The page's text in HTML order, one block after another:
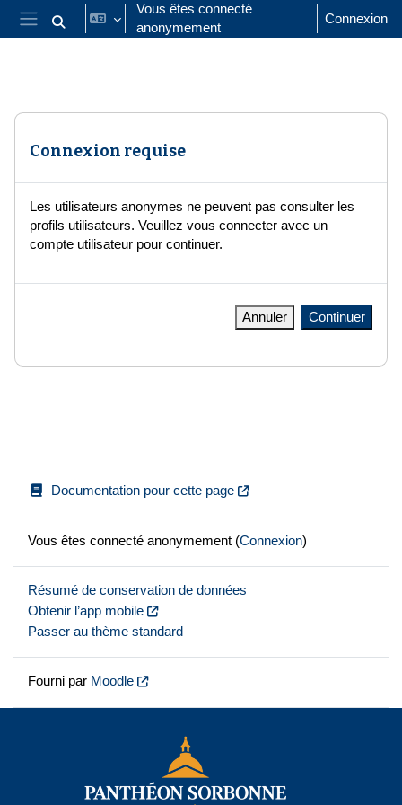
Passer au contenu principal
Panneau latéral
Activer/désactiver la saisie de recherche
Vous êtes connecté
anonymement
Connexion
Connexion requise
Les utilisateurs anonymes ne peuvent pas consulter les
profils utilisateurs. Veuillez vous connecter avec un
compte utilisateur pour continuer.
Annuler Continuer
Documentation pour cette page
Vous êtes connecté anonymement (Connexion)
Résumé de conservation de données
Obtenir l’app mobile
Passer au thème standard
Fourni par Moodle